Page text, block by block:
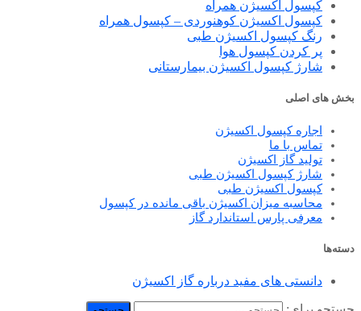
کپسول اکسیژن همراه
کپسول اکسیژن کوهنوردی – کپسول همراه
رنگ کپسول اکسیژن طبی
پر کردن کپسول هوا
شارژ کپسول اکسیژن بیمارستانی
بخش های اصلی
اجاره کپسول اکسیژن
تماس با ما
تولید گاز اکسیژن
شارژ کپسول اکسیژن طبی
کپسول اکسیژن طبی
محاسبه میزان اکسیژن باقی مانده در کپسول
معرفی پارس استاندارد گاز
دسته‌ها
دانستی های مفید درباره گاز اکسیژن